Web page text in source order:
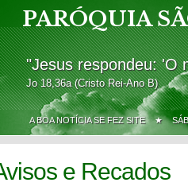
PARÓQUIA
"Jesus respondeu: 'O
Jo 18,36a (Cristo Rei-Ano B)
A BOA NOTÍCIA SE FEZ SITE ★
e Recados